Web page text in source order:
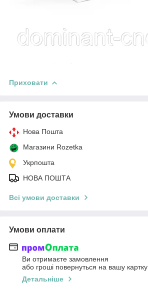
Приховати
Умови доставки
Нова Пошта
Магазини Rozetka
Укрпошта
НОВА ПОШТА
Всі умови доставки
Умови оплати
Ви отримаєте замовлення
або гроші повернуться на вашу картку
Детальніше